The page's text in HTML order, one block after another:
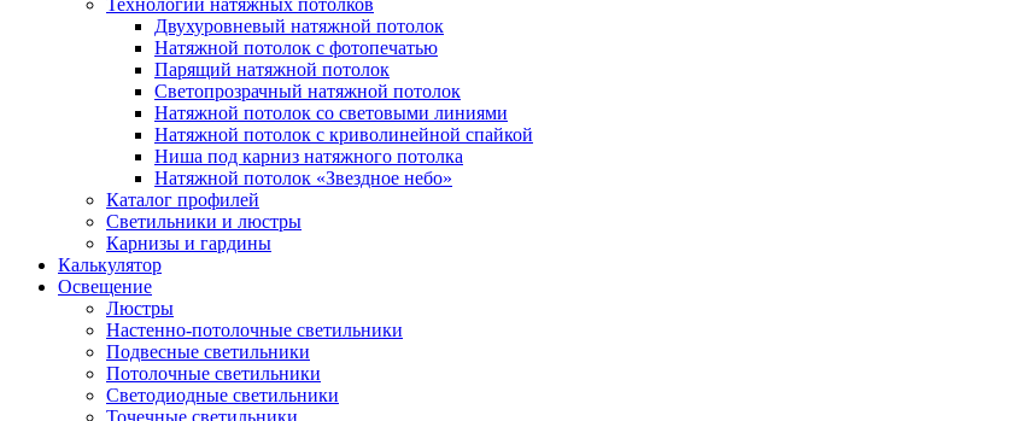
Технологии натяжных потолков
Двухуровневый натяжной потолок
Натяжной потолок с фотопечатью
Парящий натяжной потолок
Светопрозрачный натяжной потолок
Натяжной потолок со световыми линиями
Натяжной потолок с криволинейной спайкой
Ниша под карниз натяжного потолка
Натяжной потолок «Звездное небо»
Каталог профилей
Светильники и люстры
Карнизы и гардины
Калькулятор
Освещение
Люстры
Настенно-потолочные светильники
Подвесные светильники
Потолочные светильники
Светодиодные светильники
Точечные светильники